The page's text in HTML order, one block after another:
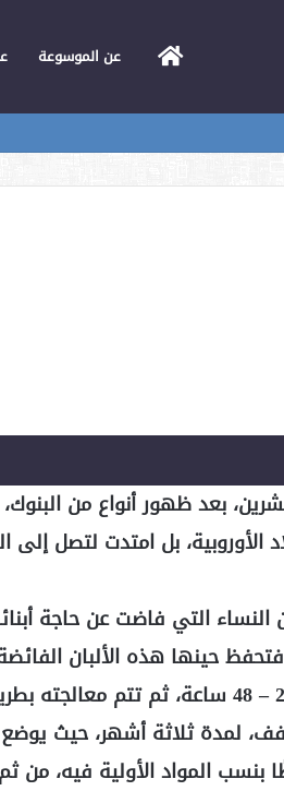
الرئيسيةعن الموسوعة
بعد ظهور أنواع من البنوك،
بل امتدت لتصل إلى
التي فاضت عن حاجة
حينها هذه الألبان
معينة، تحت درجة حرارة 4%، ولمدة تتراوح بين 24 – 48 ساعة، ثم
لمدة ثلاثة أشهر، حيث
المواد الأولية فيه، من